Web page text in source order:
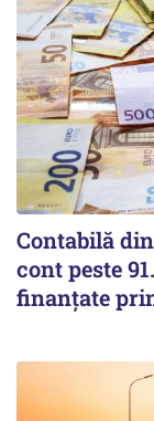
Contabilă
cont peste
finanțate